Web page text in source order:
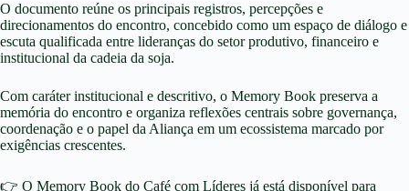
O documento reúne os principais registros, percepções e
direcionamentos do encontro, concebido como um espaço de diálogo e
escuta qualificada entre lideranças do setor produtivo, financeiro e
institucional da cadeia da soja.
Com caráter institucional e descritivo, o Memory Book preserva a
memória do encontro e organiza reflexões centrais sobre governança,
coordenação e o papel da Aliança em um ecossistema marcado por
exigências crescentes.
👉 O Memory Book do Café com Líderes já está disponível para